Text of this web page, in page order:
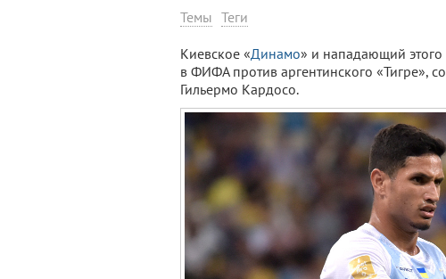
Темы Теги
Киевское «Динамо» и нападающий этого
в ФИФА против аргентинского «Тигре»,
Гильермо Кардосо.